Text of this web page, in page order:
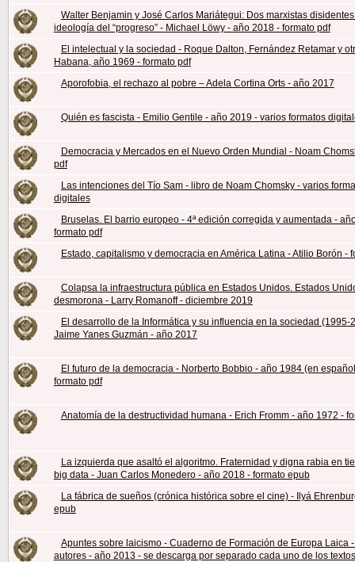
Walter Benjamin y José Carlos Mariátegui: Dos marxistas
ideología del “progreso” - Michael Löwy - año 2018 - formato pdf
El intelectual y la sociedad - Roque Dalton, Fernández Retamar y
Habana, año 1969 - formato pdf
Aporofobia, el rechazo al pobre – Adela Cortina Orts - año 2017
Quién es fascista - Emilio Gentile - año 2019 - varios formatos
Democracia y Mercados en el Nuevo Orden Mundial - Noam
pdf
Las intenciones del Tío Sam - libro de Noam Chomsky - varios
digitales
Bruselas. El barrio europeo - 4ª edición corregida y aumentada -
formato pdf
Estado, capitalismo y democracia en América Latina - Atilio Borón -
Colapsa la infraestructura pública en Estados Unidos. Estados
desmorona - Larry Romanoff - diciembre 2019
El desarrollo de la Informática y su influencia en la sociedad (1995-
Jaime Yanes Guzmán - año 2017
El futuro de la democracia - Norberto Bobbio - año 1984 (en
formato pdf
Anatomía de la destructividad humana - Erich Fromm - año 1972 -
La izquierda que asaltó el algoritmo. Fraternidad y digna rabia en
big data - Juan Carlos Monedero - año 2018 - formato epub
La fábrica de sueños (crónica histórica sobre el cine) - Ilyá
epub
Apuntes sobre laicismo - Cuaderno de Formación de Europa Laica
autores - año 2013 - se descarga por separado cada uno de los